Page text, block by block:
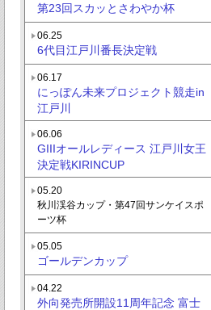
第23回スカッとさわやか杯
06.25
6代目江戸川番長決定戦
06.17
にっぽん未来プロジェクト競走in
江戸川
06.06
GIIIオールレディース 江戸川女王
決定戦KIRINCUP
05.20
秋川渓谷カップ・第47回サンケイスポ
ーツ杯
05.05
ゴールデンカップ
04.22
外向発売所開設11周年記念 富士